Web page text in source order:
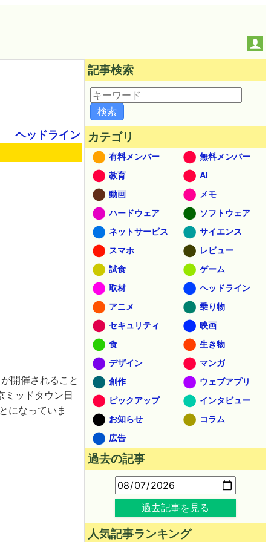
ヘッドライン
開催されること
ミッドタウン日
になっていま
記事検索
カテゴリ
有料メンバー
無料メンバー
教育
AI
動画
メモ
ハードウェア
ソフトウェア
ネットサービス
サイエンス
スマホ
レビュー
試食
ゲーム
取材
ヘッドライン
アニメ
乗り物
セキュリティ
映画
食
生き物
デザイン
マンガ
創作
ウェブアプリ
ピックアップ
インタビュー
お知らせ
コラム
広告
過去の記事
過去記事を見る
人気記事ランキング